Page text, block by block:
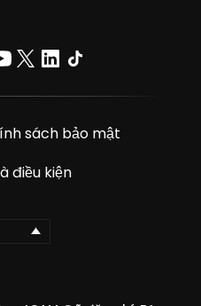
sách bảo mật
điều kiện